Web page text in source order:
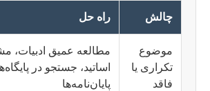
چالش راه حل
موضوع
تکراری یا
فاقد
مطالعه عمیق ادبیات،
اساتید، جستجو در
پایان‌نامه‌ها